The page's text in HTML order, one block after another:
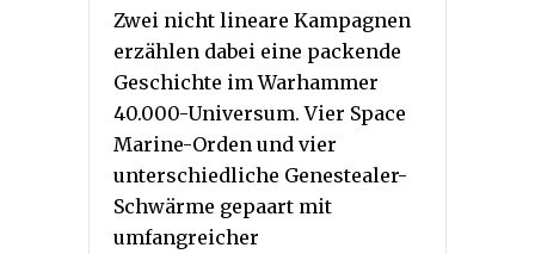
Zwei nicht lineare Kampagnen
erzählen dabei eine packende
Geschichte im Warhammer
40.000-Universum. Vier Space
Marine-Orden und vier
unterschiedliche Genestealer-
Schwärme gepaart mit
umfangreicher